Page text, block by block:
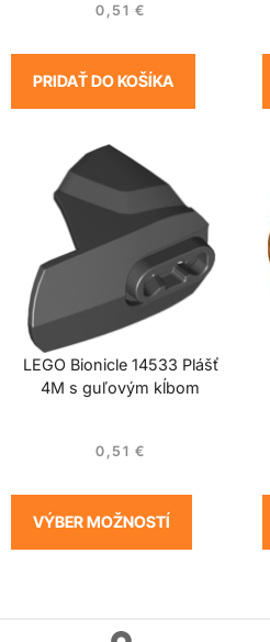
0,51 €
PRIDAŤ DO KOŠÍKA
LEGO Bionicle 14533 Plášť
4M s guľovým kĺbom
0,51 €
VÝBER MOŽNOSTÍ